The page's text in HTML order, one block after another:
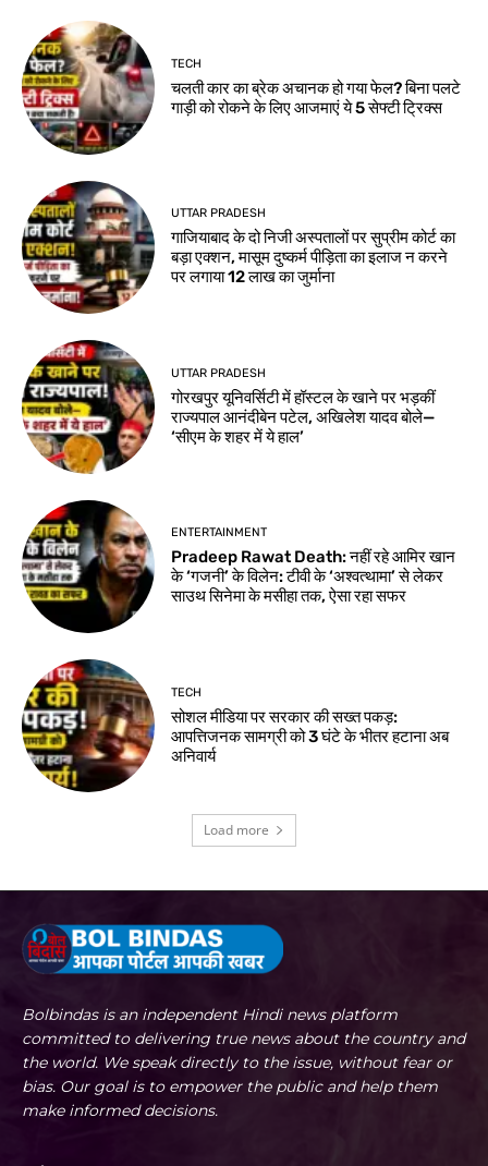
TECH
चलती कार का ब्रेक अचानक हो गया फेल? बिना पलटे
गाड़ी को रोकने के लिए आजमाएं ये 5 सेफ्टी ट्रिक्स
UTTAR PRADESH
गाजियाबाद के दो निजी अस्पतालों पर सुप्रीम कोर्ट का
बड़ा एक्शन, मासूम दुष्कर्म पीड़िता का इलाज न करने
पर लगाया 12 लाख का जुर्माना
UTTAR PRADESH
गोरखपुर यूनिवर्सिटी में हॉस्टल के खाने पर भड़कीं
राज्यपाल आनंदीबेन पटेल, अखिलेश यादव बोले—
‘सीएम के शहर में ये हाल’
ENTERTAINMENT
Pradeep Rawat Death: नहीं रहे आमिर खान
के ‘गजनी’ के विलेन: टीवी के ‘अश्वत्थामा’ से लेकर
साउथ सिनेमा के मसीहा तक, ऐसा रहा सफर
TECH
सोशल मीडिया पर सरकार की सख्त पकड़:
आपत्तिजनक सामग्री को 3 घंटे के भीतर हटाना अब
अनिवार्य
Load more
Bolbindas is an independent Hindi news platform
committed to delivering true news about the country and
the world. We speak directly to the issue, without fear or
bias. Our goal is to empower the public and help them
make informed decisions.